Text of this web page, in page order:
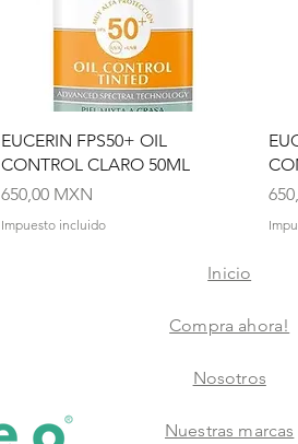
Vista rápida
EUCERIN FPS50+ OIL
CONTROL CLARO 50ML
Precio
650,00 MXN
Impuesto incluido
Inicio
Compra ahora!
Nosotros
Nuestras marcas